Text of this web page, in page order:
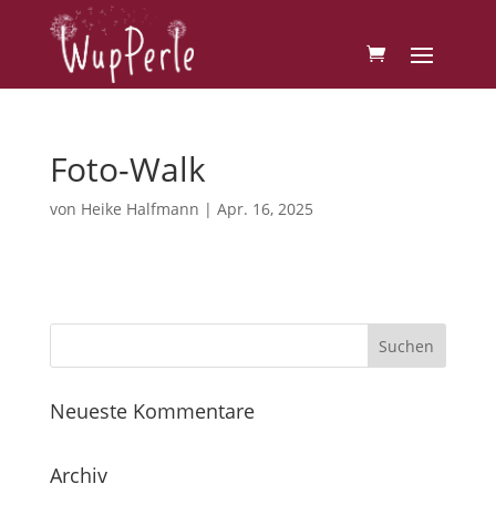
Foto-Walk
von Heike Halfmann | Apr. 16, 2025
Neueste Kommentare
Archiv